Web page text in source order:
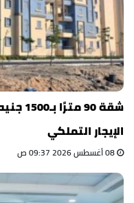
شقة
الإيجار التملكي